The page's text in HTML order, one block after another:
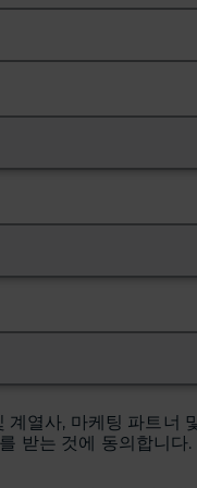
열사, 마케팅 파트너
받는 것에 동의합니다.